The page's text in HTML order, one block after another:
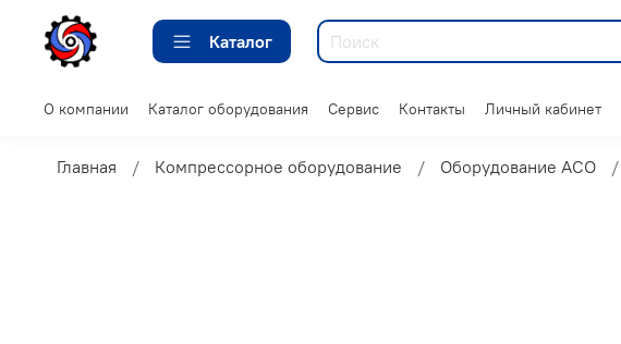
Каталог
О компании Каталог оборудования Сервис Контакты Личный кабинет
Главная Компрессорное оборудование Оборудование АСО